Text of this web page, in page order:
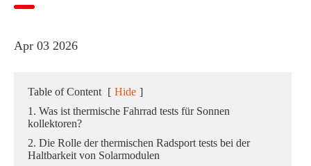
Apr 03 2026
Table of Content [ Hide ]
1. Was ist thermische Fahrrad tests für Sonnen
kollektoren?
2. Die Rolle der thermischen Radsport tests bei der
Haltbarkeit von Solarmodulen